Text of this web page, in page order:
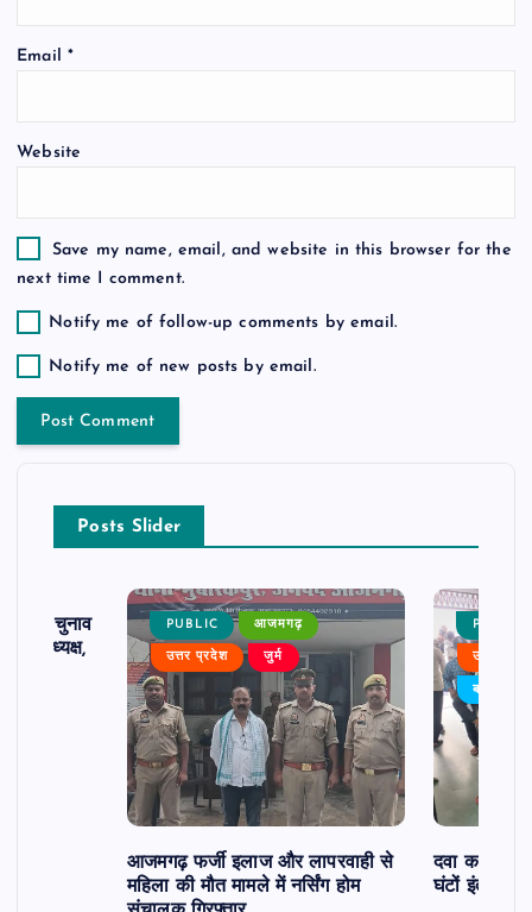
n
Email *
Website
Save my name, email, and website in this browser for the
next time I comment.
Notify me of follow-up comments by email.
Notify me of new posts by email.
Posts Slider
का चुनाव
बने अध्यक्ष,
PUBLIC आजमगढ़
उत्तर प्रदेश जुर्म
आजमगढ़ फर्जी इलाज और लापरवाही से
महिला की मौत मामले में नर्सिंग होम
PUBLIC
उत्तर
बड़ी खबर
दवा कक्ष में
घंटों इंतजार